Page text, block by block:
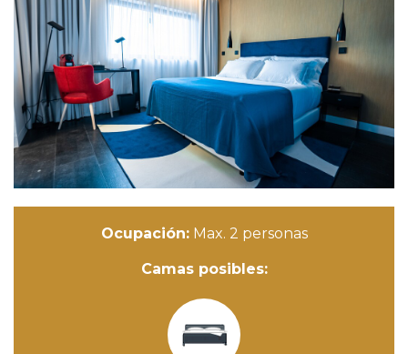
Ocupación:Max. 2 personas
Camas posibles: